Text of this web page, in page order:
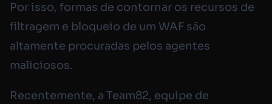
Por isso, formas de contornar os recursos de
filtragem e bloqueio de um WAF são
altamente procuradas pelos agentes
maliciosos.
Recentemente, a Team82, equipe de